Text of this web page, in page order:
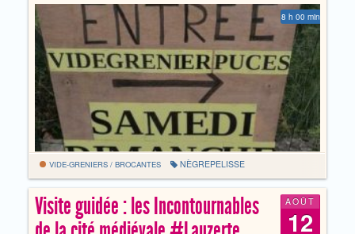
8 h 00 min
VIDE-GRENIERS / BROCANTES NÈGREPELISSE
AOÛT
12
Visite guidée : les Incontournables